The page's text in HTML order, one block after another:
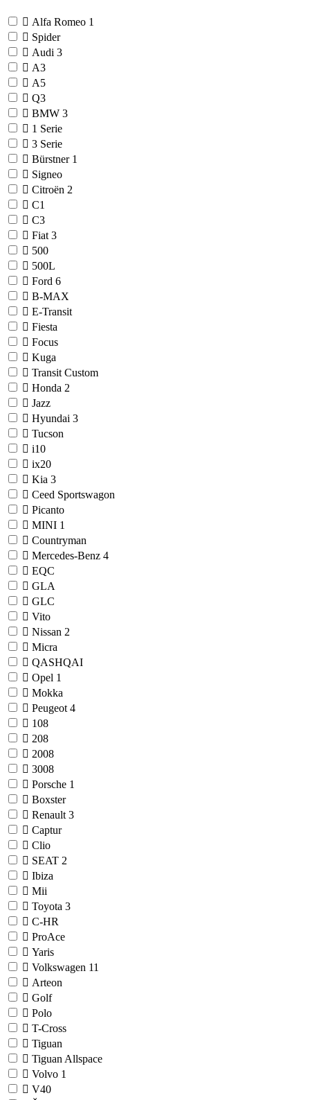
Alfa Romeo 1
Spider
Audi 3
A3
A5
Q3
BMW 3
1 Serie
3 Serie
Bürstner 1
Signeo
Citroën 2
C1
C3
Fiat 3
500
500L
Ford 6
B-MAX
E-Transit
Fiesta
Focus
Kuga
Transit Custom
Honda 2
Jazz
Hyundai 3
Tucson
i10
ix20
Kia 3
Ceed Sportswagon
Picanto
MINI 1
Countryman
Mercedes-Benz 4
EQC
GLA
GLC
Vito
Nissan 2
Micra
QASHQAI
Opel 1
Mokka
Peugeot 4
108
208
2008
3008
Porsche 1
Boxster
Renault 3
Captur
Clio
SEAT 2
Ibiza
Mii
Toyota 3
C-HR
ProAce
Yaris
Volkswagen 11
Arteon
Golf
Polo
T-Cross
Tiguan
Tiguan Allspace
Volvo 1
V40